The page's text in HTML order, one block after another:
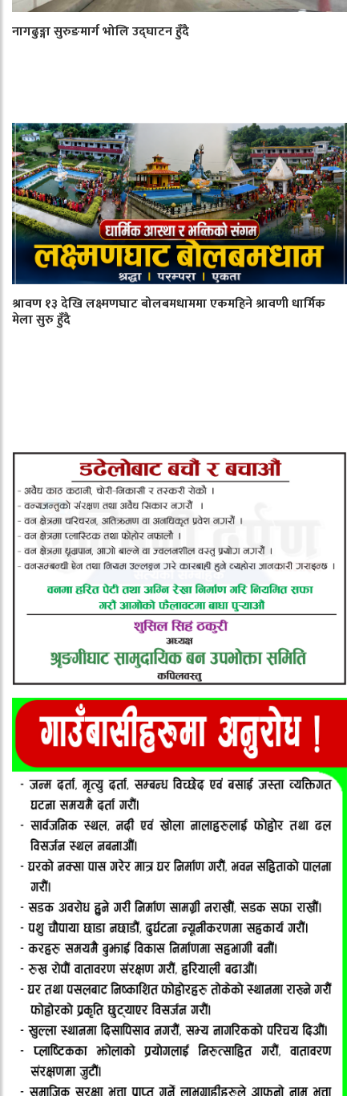
नागढुङ्गा सुरुङमार्ग भोलि उद्घाटन हुँदै
श्रावण १३ देखि लक्ष्मणघाट बोलबमधाममा एकमहिने श्रावणी धार्मिक
मेला सुरु हुँदै